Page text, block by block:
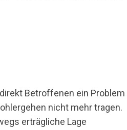
Betroffenen ein Problem
nicht mehr tragen.
erträgliche Lage